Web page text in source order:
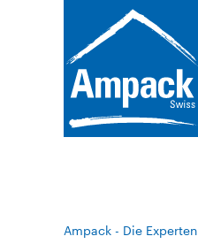
Ampack - Die